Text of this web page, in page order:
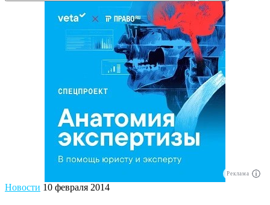
Реклама
Новости 10 февраля 2014